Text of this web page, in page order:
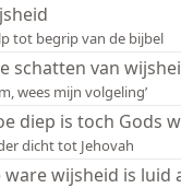
tot begrip van de bijbel
schatten van
wees mijn volgeling’
diep is toch Gods
dicht tot Jehovah
ware wijsheid is luid